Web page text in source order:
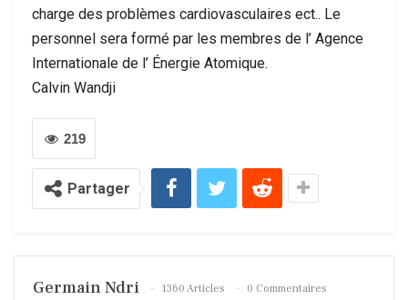
charge des problèmes cardiovasculaires ect.. Le
personnel sera formé par les membres de l’ Agence
Internationale de l’ Énergie Atomique.
Calvin Wandji
219
Partager
Germain Ndri 1360 Articles 0 Commentaires